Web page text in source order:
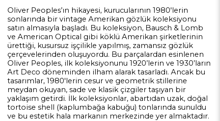
Oliver Peoples’ın hikayesi, kurucularının 1980'lerin
sonlarında bir vintage Amerikan gözlük koleksiyonu
satın almasıyla başladı. Bu koleksiyon, Bausch & Lomb
ve American Optical gibi köklü Amerikan şirketlerinin
ürettiği, kusursuz işçilikle yapılmış, zamansız gözlük
çerçevelerinden oluşuyordu. Bu parçalardan esinlenen
Oliver Peoples, ilk koleksiyonunu 1920’lerin ve 1930’ların
Art Deco döneminden ilham alarak tasarladı. Ancak bu
tasarımlar, 1980'lerin cesur ve geometrik stillerine
meydan okuyan, sade ve klasik çizgiler taşıyan bir
yaklaşım getirdi. İlk koleksiyonlar, abartıdan uzak, doğal
tortoise shell (kaplumbağa kabuğu) tonlarında sunuldu
ve bu estetik hala markanın merkezinde yer almaktadır.